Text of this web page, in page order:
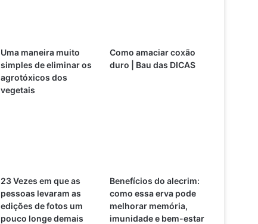
Uma maneira muito
simples de eliminar os
agrotóxicos dos
vegetais
Como amaciar coxão
duro | Bau das DICAS
23 Vezes em que as
pessoas levaram as
edições de fotos um
pouco longe demais
Benefícios do alecrim:
como essa erva pode
melhorar memória,
imunidade e bem-estar